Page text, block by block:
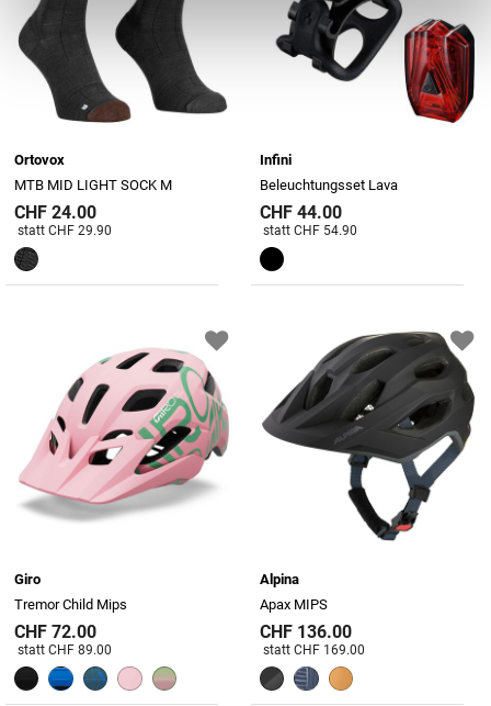
Ortovox
MTB MID LIGHT SOCK M
CHF 24.00
Preis reduziert von
statt CHF 29.90
Infini
Beleuchtungsset Lava
CHF 44.00
Preis reduziert von
statt CHF 54.90
Giro
Tremor Child Mips
CHF 72.00
Preis reduziert von
statt CHF 89.00
Alpina
Apax MIPS
CHF 136.00
Preis reduziert von
statt CHF 169.00